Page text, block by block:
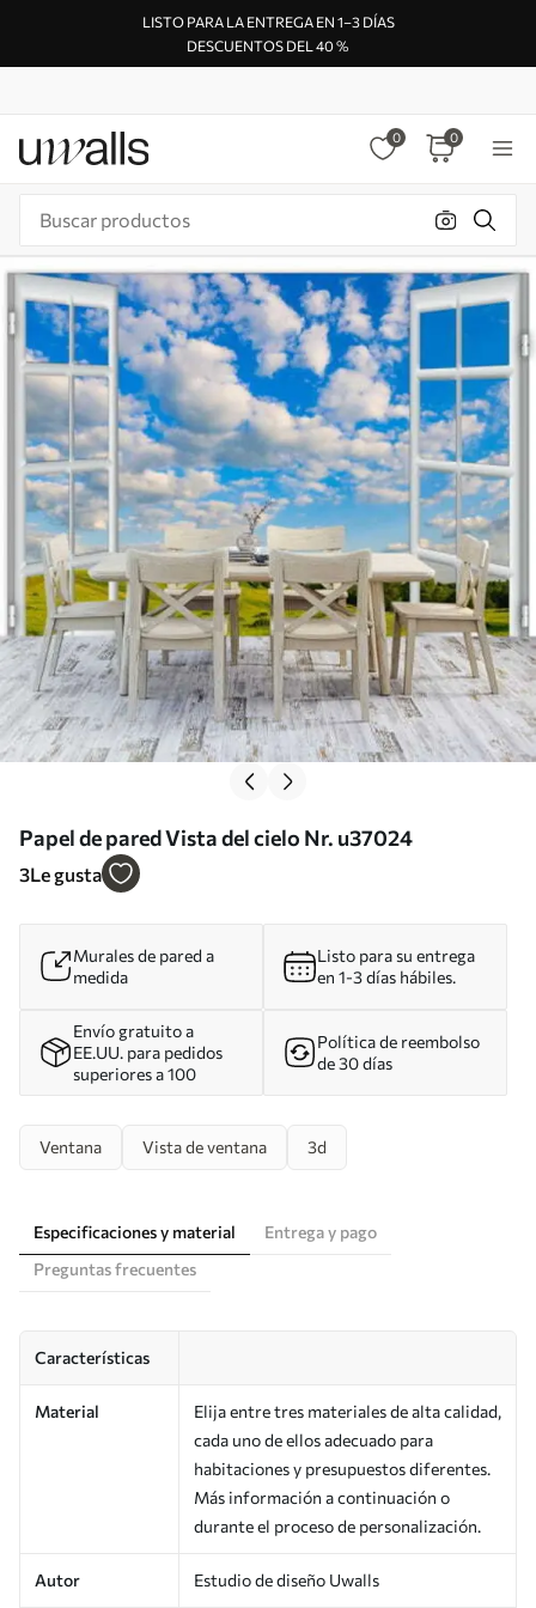
LISTO PARA LA ENTREGA EN 1–3 DÍAS
DESCUENTOS DEL 40 %
0 0
Papel de pared Vista del cielo Nr. u37024
3Le gusta
Murales de pared a
medida
Listo para su entrega
en 1-3 días hábiles.
Envío gratuito a
EE.UU. para pedidos
superiores a 100
Política de reembolso
de 30 días
Ventana Vista de ventana 3d
Especificaciones y material
Entrega y pago
Preguntas frecuentes
Características
Material
Elija entre tres materiales de alta calidad,
cada uno de ellos adecuado para
habitaciones y presupuestos diferentes.
Más información a continuación o
durante el proceso de personalización.
Autor Estudio de diseño Uwalls